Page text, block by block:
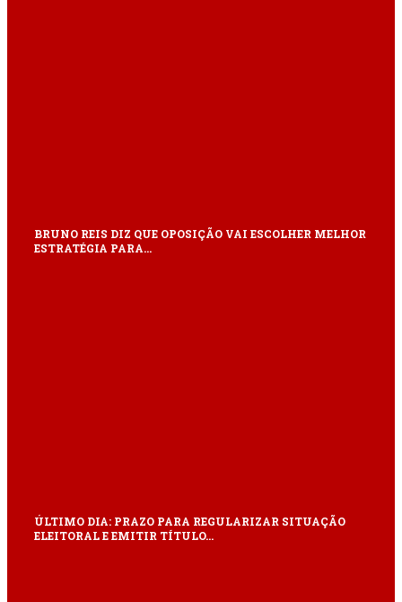
BRUNO REIS DIZ QUE OPOSIÇÃO VAI ESCOLHER MELHOR
ESTRATÉGIA PARA…
ÚLTIMO DIA: PRAZO PARA REGULARIZAR SITUAÇÃO
ELEITORAL E EMITIR TÍTULO…